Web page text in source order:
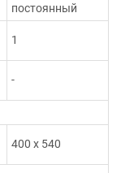
постоянный
1
-
400 х 540